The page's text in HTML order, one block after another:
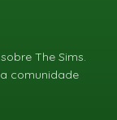
The Sims.
comunidade